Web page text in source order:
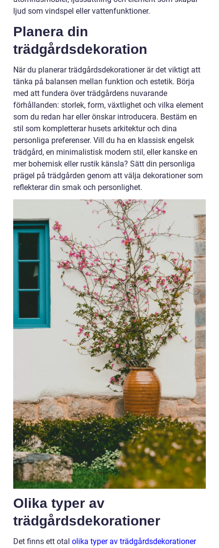
ljud som vindspel eller vattenfunktioner.
Planera din
trädgårdsdekoration
När du planerar trädgårdsdekorationer är det viktigt att
tänka på balansen mellan funktion och estetik. Börja
med att fundera över trädgårdens nuvarande
förhållanden: storlek, form, växtlighet och vilka element
som du redan har eller önskar introducera. Bestäm en
stil som kompletterar husets arkitektur och dina
personliga preferenser. Vill du ha en klassisk engelsk
trädgård, en minimalistisk modern stil, eller kanske en
mer bohemisk eller rustik känsla? Sätt din personliga
prägel på trädgården genom att välja dekorationer som
reflekterar din smak och personlighet.
Olika typer av
trädgårdsdekorationer
Det finns ett otal olika typer av trädgårdsdekorationer